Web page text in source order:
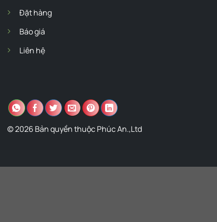
Đặt hàng
Báo giá
Liên hệ
© 2026 Bản quyền thuộc Phúc An.,Ltd